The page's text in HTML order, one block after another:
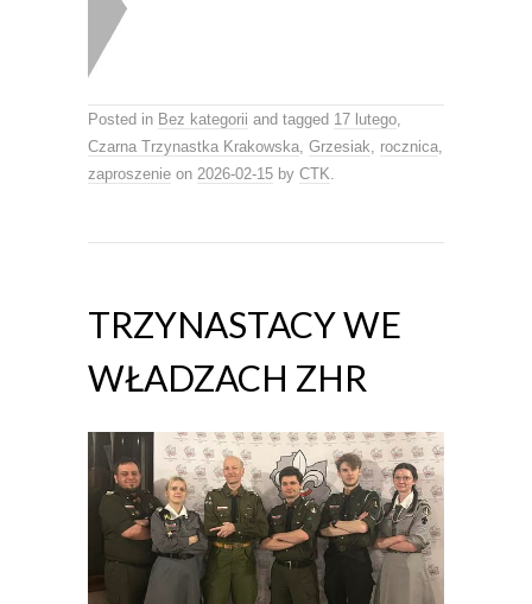
Posted in Bez kategorii and tagged 17 lutego
Czarna Trzynastka Krakowska Grzesiak rocznica
zaproszenie on 2026-02-15 by CTK
TRZYNASTACY WE
WŁADZACH ZHR